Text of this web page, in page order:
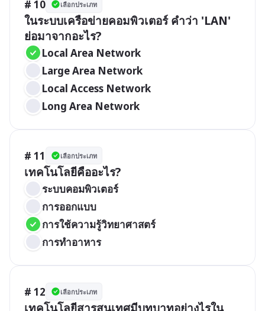
# 10 เลือกประเภท
ในระบบเครือข่ายคอมพิวเตอร์ คำว่า 'LAN'
ย่อมาจากอะไร?
Local Area Network
Large Area Network
Local Access Network
Long Area Network
# 11 เลือกประเภท
เทคโนโลยีคืออะไร?
ระบบคอมพิวเตอร์
การออกแบบ
การใช้ความรู้วิทยาศาสตร์
การทำอาหาร
# 12 เลือกประเภท